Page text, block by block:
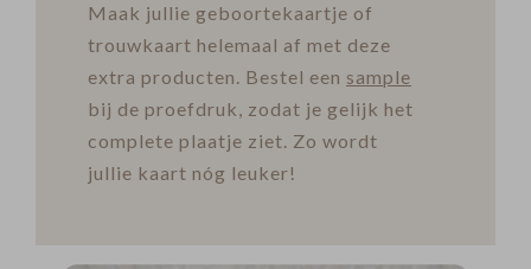
Maak jullie geboortekaartje of
trouwkaart helemaal af met deze
extra producten. Bestel een sample
bij de proefdruk, zodat je gelijk het
complete plaatje ziet. Zo wordt
jullie kaart nóg leuker!